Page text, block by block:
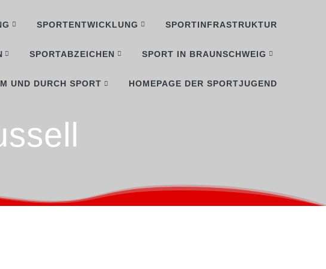
SPORTENTWICKLUNG SPORTINFRASTRUKTUR
SPORTABZEICHEN SPORT IN BRAUNSCHWEIG
UND DURCH SPORT HOMEPAGE DER SPORTJUGEND